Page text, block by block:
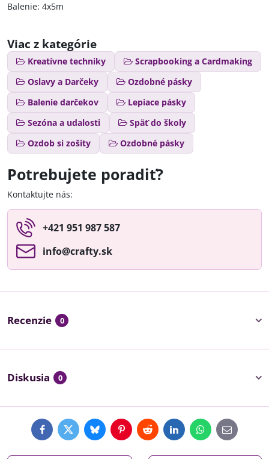
Balenie: 4x5m
Viac z kategórie
Kreatívne techniky
Scrapbooking a Cardmaking
Oslavy a Darčeky
Ozdobné pásky
Balenie darčekov
Lepiace pásky
Sezóna a udalosti
Späť do školy
Ozdob si zošity
Ozdobné pásky
Potrebujete poradiť?
Kontaktujte nás:
+421 951 987 587
info​@crafty​.sk
Recenzie 0
Diskusia 0
FacebookTwitterBlueskyPinterestRedditLinkedInWhatsApp
E-
mail